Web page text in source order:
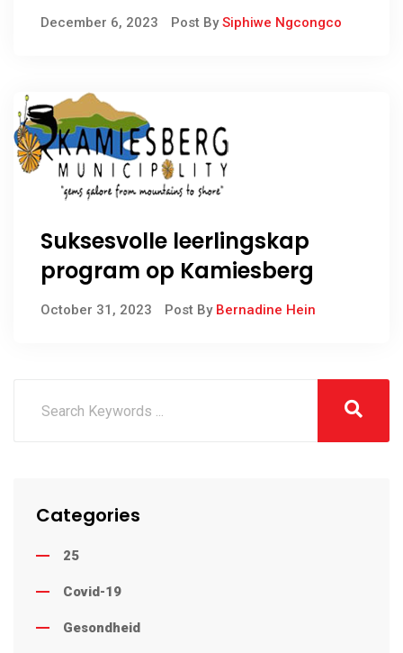
December 6, 2023 Post BySiphiwe Ngcongco
Suksesvolle leerlingskap
program op Kamiesberg
October 31, 2023 Post By Bernadine Hein
Categories
25
Covid-19
Gesondheid